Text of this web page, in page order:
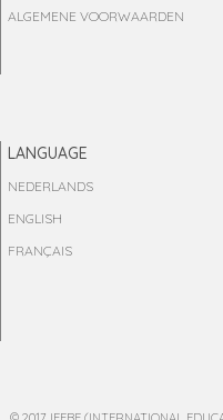
ALGEMENE VOORWAARDEN
LANGUAGE
NEDERLANDS
ENGLISH
FRANÇAIS